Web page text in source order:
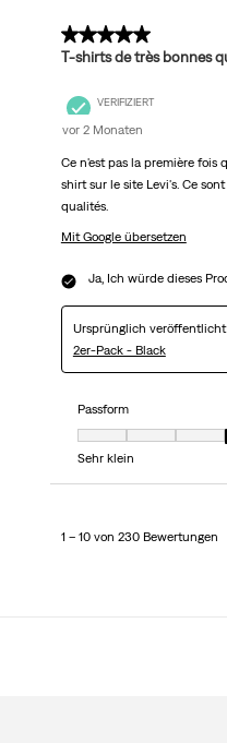
5 von 5 Sternen.
T-shirts de très bonnes
VERIFIZIERT
vor 2 Monaten
Ce n'est pas la première fois
shirt sur le site Levi's. Ce
qualités.
Mit Google übersetzen
Ja, Ich würde dieses
Ursprünglich
2er-Pack - Black
Passform
Passform, 4 von 7, wobei
Sehr klein
1 – 10 von 230 Bewertungen